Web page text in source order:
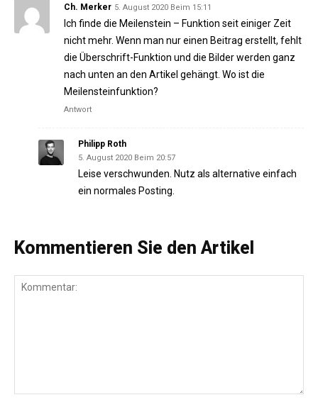
Ch. Merker 5. August 2020 Beim 15:11
Ich finde die Meilenstein – Funktion seit einiger Zeit
nicht mehr. Wenn man nur einen Beitrag erstellt, fehlt
die Überschrift-Funktion und die Bilder werden ganz
nach unten an den Artikel gehängt. Wo ist die
Meilensteinfunktion?
Antwort
Philipp Roth
5. August 2020 Beim 20:57
Leise verschwunden. Nutz als alternative einfach
ein normales Posting.
Kommentieren Sie den Artikel